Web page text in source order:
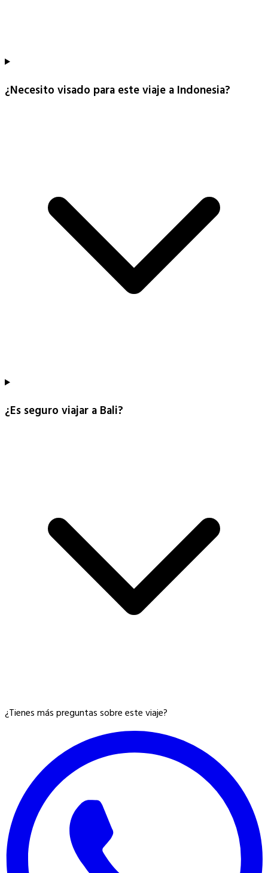
¿Necesito visado para este viaje a Indonesia?
¿Es seguro viajar a Bali?
¿Tienes más preguntas sobre este viaje?